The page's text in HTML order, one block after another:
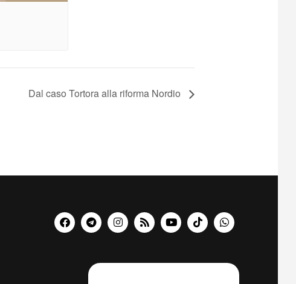
Dal caso Tortora alla riforma Nordio